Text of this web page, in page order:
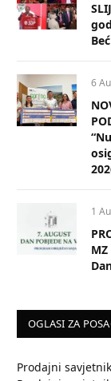
6
1
OGLASI ZA
Prodajni